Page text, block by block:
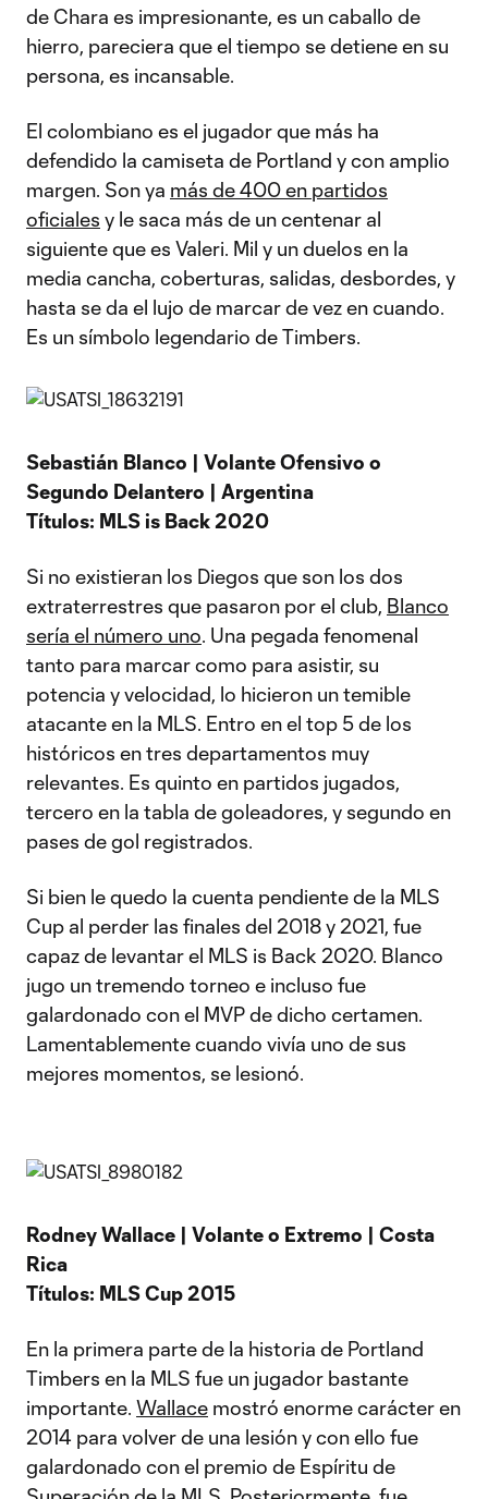
de Chara es impresionante, es un caballo de
hierro, pareciera que el tiempo se detiene en su
persona, es incansable.
El colombiano es el jugador que más ha
defendido la camiseta de Portland y con amplio
margen. Son ya más de 400 en partidos
oficiales y le saca más de un centenar al
siguiente que es Valeri. Mil y un duelos en la
media cancha, coberturas, salidas, desbordes, y
hasta se da el lujo de marcar de vez en cuando.
Es un símbolo legendario de Timbers.
Sebastián Blanco | Volante Ofensivo o
Segundo Delantero | Argentina
Títulos: MLS is Back 2020
Si no existieran los Diegos que son los dos
extraterrestres que pasaron por el club, Blanco
sería el número uno. Una pegada fenomenal
tanto para marcar como para asistir, su
potencia y velocidad, lo hicieron un temible
atacante en la MLS. Entro en el top 5 de los
históricos en tres departamentos muy
relevantes. Es quinto en partidos jugados,
tercero en la tabla de goleadores, y segundo en
pases de gol registrados.
Si bien le quedo la cuenta pendiente de la MLS
Cup al perder las finales del 2018 y 2021, fue
capaz de levantar el MLS is Back 2020. Blanco
jugo un tremendo torneo e incluso fue
galardonado con el MVP de dicho certamen.
Lamentablemente cuando vivía uno de sus
mejores momentos, se lesionó.
Rodney Wallace | Volante o Extremo | Costa
Rica
Títulos: MLS Cup 2015
En la primera parte de la historia de Portland
Timbers en la MLS fue un jugador bastante
importante. Wallace mostró enorme carácter en
2014 para volver de una lesión y con ello fue
galardonado con el premio de Espíritu de